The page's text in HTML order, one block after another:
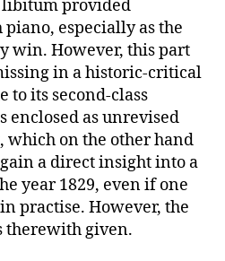
libitum provided
especially as the
win. However, this part
in a historic-critical
to its second-class
enclosed as unrevised
on the other hand
a direct insight into a
year 1829, even if one
practise. However, the
therewith given.